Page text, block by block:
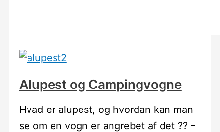
Alupest og Campingvogne
Hvad er alupest, og hvordan kan man
se om en vogn er angrebet af det ?? –